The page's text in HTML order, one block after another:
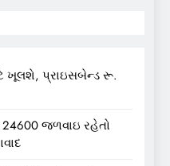
ખૂલશે, પ્રાઇસબેન્ડ રૂ.
24600 જળવાઇ રહેતો